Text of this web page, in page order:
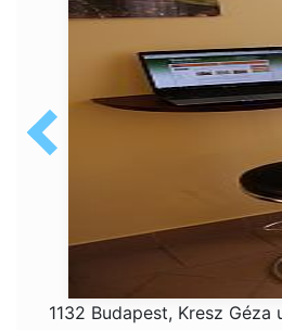
1132 Budapest, Kresz Géza